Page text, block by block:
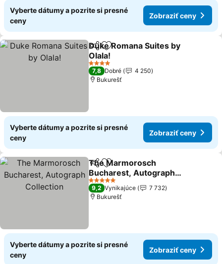
Vyberte dátumy a pozrite si presné
ceny
Zobraziť ceny
ZdieľaťPridať do obľúbených
Duke Romana Suites by
Olala!
Zobraziť ceny
4 Počet hviezdičiek
7,8 Dobré
4 250
Bukurešť
Vyberte dátumy a pozrite si presné
ceny
Zobraziť ceny
ZdieľaťPridať do obľúbených
The Marmorosch
Bucharest, Autograph
Collection
Zobraziť ceny
5 Počet hviezdičiek
9,2 Vynikajúce
7 732
Bukurešť
Vyberte dátumy a pozrite si presné
ceny
Zobraziť ceny